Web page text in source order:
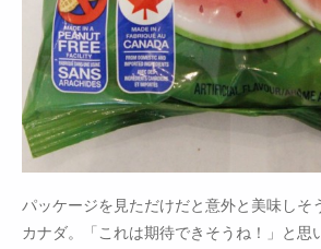
パッケージを見ただけだと意外と美味しそ
カナダ。「これは期待できそうね！」と思